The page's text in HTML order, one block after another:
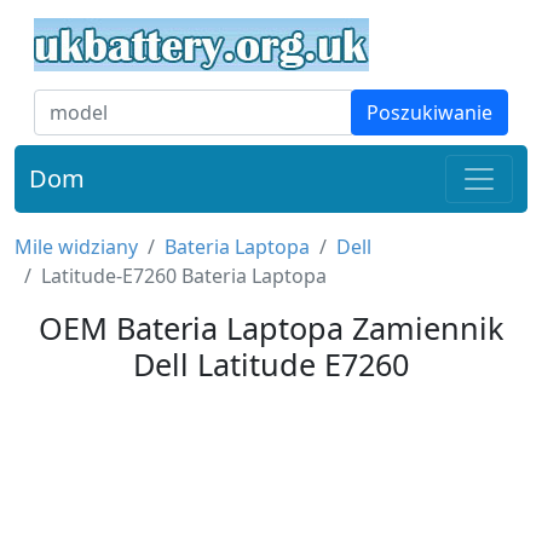
Poszukiwanie
Dom
Mile widziany Bateria Laptopa
Dell
Latitude-E7260 Bateria Laptopa
OEM Bateria Laptopa Zamiennik
Dell Latitude E7260